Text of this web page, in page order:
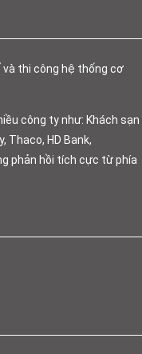
thi công hệ thống cơ
công ty như: Khách sạn
Thaco, HD Bank,
phản hồi tích cực từ phía